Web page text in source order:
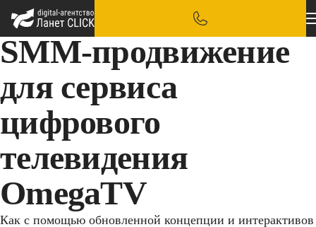
SMM-продвижение
для сервиса
цифрового
телевидения
OmegaTV
Как с помощью обновленной концепции и интерактивов